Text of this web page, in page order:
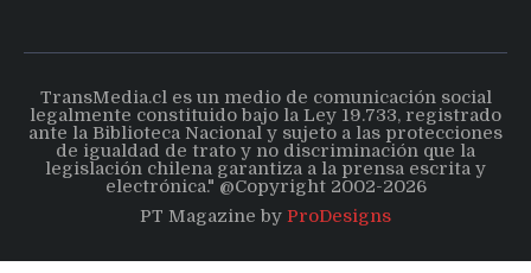
TransMedia.cl es un medio de comunicación social
legalmente constituido bajo la Ley 19.733, registrado
ante la Biblioteca Nacional y sujeto a las protecciones
de igualdad de trato y no discriminación que la
legislación chilena garantiza a la prensa escrita y
electrónica." @Copyright 2002-2026
PT Magazine by ProDesigns